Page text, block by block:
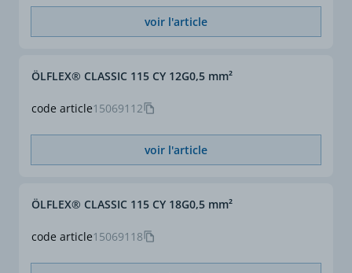
voir l'article
code article15069112
ÖLFLEX® CLASSIC 115 CY 12G0,5 mm²
voir l'article
code article15069118
ÖLFLEX® CLASSIC 115 CY 18G0,5 mm²